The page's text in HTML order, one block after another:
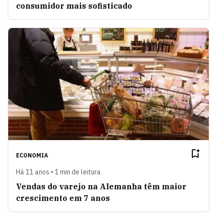
consumidor mais sofisticado
ECONOMIA
Há 11 anos • 1 min de leitura
Vendas do varejo na Alemanha têm maior
crescimento em 7 anos